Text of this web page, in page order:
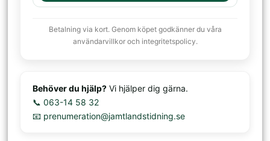
Betalning via kort. Genom köpet godkänner du våra
användarvillkor och integritetspolicy.
Behöver du hjälp? Vi hjälper dig gärna.
📞 063-14 58 32
📧 prenumeration@jamtlandstidning.se